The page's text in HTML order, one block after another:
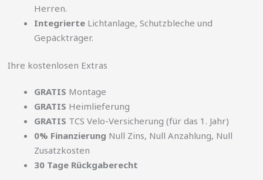
Herren.
Integrierte Lichtanlage, Schutzbleche und
Gepäckträger.
Ihre kostenlosen Extras
GRATIS Montage
GRATIS Heimlieferung
GRATIS TCS Velo-Versicherung (für das 1. Jahr)
0% Finanzierung Null Zins, Null Anzahlung, Null
Zusatzkosten
30 Tage Rückgaberecht